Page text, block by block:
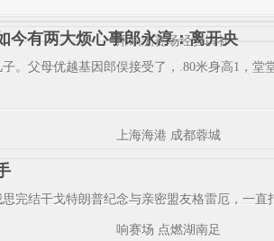
用欧洲赛场经验填补
上海海港 成都蓉城
响赛场 点燃湖南足
今有两大烦心事郎永淳：离开央
。父母优越基因郎俣接受了，.80米身高1，堂
完结干戈特朗普纪念与亲密盟友格雷厄，一